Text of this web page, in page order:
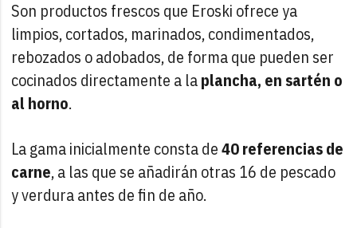
Son productos frescos que Eroski ofrece ya
limpios, cortados, marinados, condimentados,
rebozados o adobados, de forma que pueden ser
cocinados directamente a laplancha, en sartén o
al horno.
La gama inicialmente consta de40 referencias de
carne, a las que se añadirán otras 16 de pescado
y verdura antes de fin de año.